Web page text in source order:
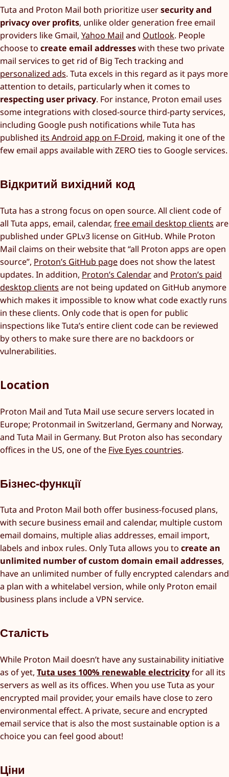
Tuta and Proton Mail both prioritize usersecurity and
privacy over profits, unlike older generation free email
providers like Gmail, Yahoo Mail and Outlook. People
choose to create email addresseswith these two private
mail services to get rid of Big Tech tracking and
personalized ads. Tuta excels in this regard as it pays more
attention to details, particularly when it comes to
respecting user privacy. For instance, Proton email uses
some integrations with closed-source third-party services,
including Google push notifications while Tuta has
published its Android app on F-Droid, making it one of the
few email apps available with ZERO ties to Google services.
Відкритий вихідний код
Tuta has a strong focus on open source. All client code of
all Tuta apps, email, calendar, free email desktop clients are
published under GPLv3 license on GitHub. While Proton
Mail claims on their website that “all Proton apps are open
source”, Proton’s GitHub pagedoes not show the latest
updates. In addition, Proton’s Calendarand Proton’s paid
desktop clients are not being updated on GitHub anymore
which makes it impossible to know what code exactly runs
in these clients. Only code that is open for public
inspections like Tuta’s entire client code can be reviewed
by others to make sure there are no backdoors or
vulnerabilities.
Location
Proton Mail and Tuta Mail use secure servers located in
Europe; Protonmail in Switzerland, Germany and Norway,
and Tuta Mail in Germany. But Proton also has secondary
offices in the US, one of the Five Eyes countries.
Бізнес-функції
Tuta and Proton Mail both offer business-focused plans,
with secure business email and calendar, multiple custom
email domains, multiple alias addresses, email import,
labels and inbox rules. Only Tuta allows you to create an
unlimited number of custom domain email addresses,
have an unlimited number of fully encrypted calendars and
a plan with a whitelabel version, while only Proton email
business plans include a VPN service.
Сталість
While Proton Mail doesn’t have any sustainability initiative
as of yet, Tuta uses 100% renewable electricityfor all its
servers as well as its offices. When you use Tuta as your
encrypted mail provider, your emails have close to zero
environmental effect. A private, secure and encrypted
email service that is also the most sustainable option is a
choice you can feel good about!
Ціни